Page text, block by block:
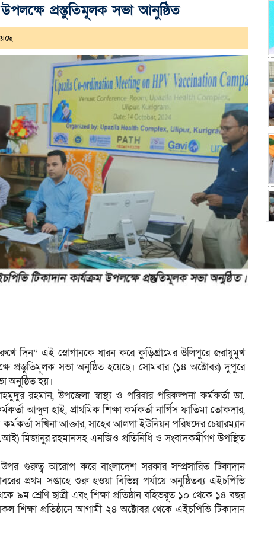
প্রস্তুতিমূলক সভা আনুষ্ঠিত
দিন’’ এই স্লোগানকে ধারন করে কুড়িগ্রামের উলিপুরে জরায়ুমুখ
প্রস্তুতিমূলক সভা অনুষ্ঠিত হয়েছে। সোমবার (১৪ অক্টোবর) দুপুরে
অনুষ্ঠিত হয়।
রহমান, উপজেলা স্বাস্থ্য ও পরিবার পরিকল্পনা কর্মকর্তা ডা.
আব্দুল হাই, প্রাথমিক শিক্ষা কর্মকর্তা নার্গিস ফাতিমা তোকদার,
সখিনা আক্তার, সাহেব আলগা ইউনিয়ন পরিষদের চেয়ারম্যান
মিজানুর রহমানসহ এনজিও প্রতিনিধি ও সংবাদকর্মীগণ উপস্থিত
উপর গুরুত্ব আরোপ করে বাংলাদেশ সরকার সম্প্রসারিত টিকাদান
প্রথম সপ্তাহে শুরু হওয়া বিভিন্ন পর্যায়ে অনুষ্ঠিতব্য এইচপিভি
৯ম শ্রেণি ছাত্রী এবং শিক্ষা প্রতিষ্ঠান বহিভর্ূত ১০ থেকে ১৪ বছর
শিক্ষা প্রতিষ্ঠানে আগামী ২৪ অক্টোবর থেকে এইচপিভি টিকাদান